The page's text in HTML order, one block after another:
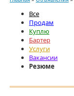
Все
Продам
Куплю
Бартер
Услуги
Вакансии
Резюме